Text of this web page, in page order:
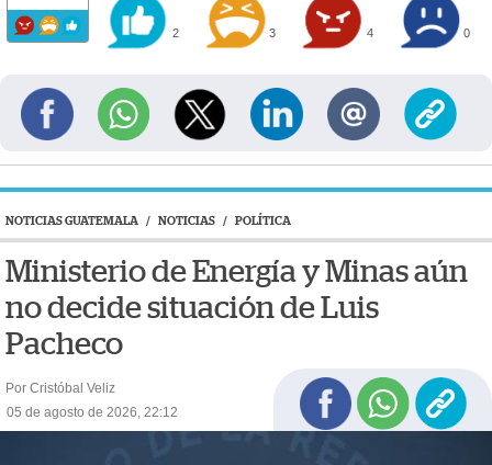
2 3 4 0
NOTICIAS GUATEMALA / NOTICIAS / POLÍTICA
Ministerio de Energía y Minas aún
no decide situación de Luis
Pacheco
Por Cristóbal Veliz
05 de agosto de 2026, 22:12